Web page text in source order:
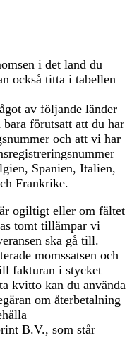
i det land du
också titta i tabellen
av följande länder
förutsatt att du har
och att vi har
Spanien, Italien,
Frankrike.
ogiltigt eller om fältet
tomt tillämpar vi
ska gå till.
momssatsen och
fakturan i stycket
kvitto kan du använda
om återbetalning
B.V., som står